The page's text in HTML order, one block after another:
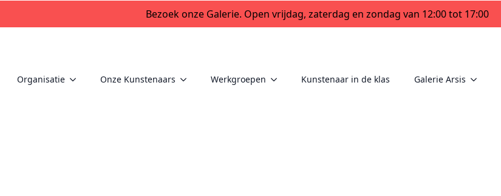
Bezoek onze Galerie. Open vrijdag, zaterdag en zondag van 12:00 tot 17:00
Organisatie Onze Kunstenaars Werkgroepen Kunstenaar in de klas Galerie Arsis